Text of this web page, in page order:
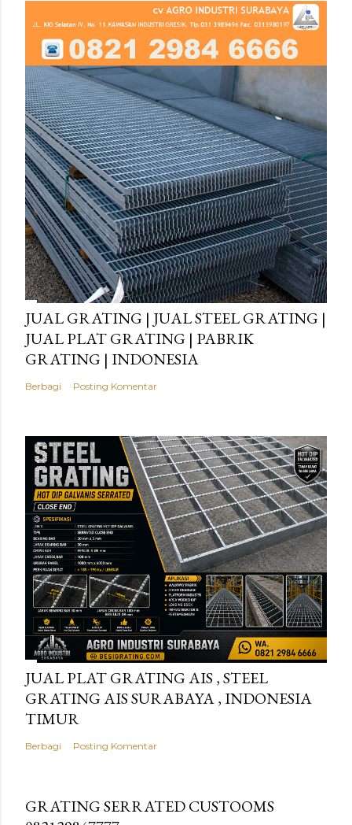
JUAL GRATING | JUAL STEEL GRATING |
JUAL PLAT GRATING | PABRIK
GRATING | INDONESIA
Berbagi Posting Komentar
JUAL PLAT GRATING AIS , STEEL
GRATING AIS SURABAYA , INDONESIA
TIMUR
Berbagi Posting Komentar
GRATING SERRATED CUSTOOMS